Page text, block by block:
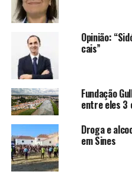
Opinião:
cais”
Fundação
entre eles 3
Droga e
em Sines